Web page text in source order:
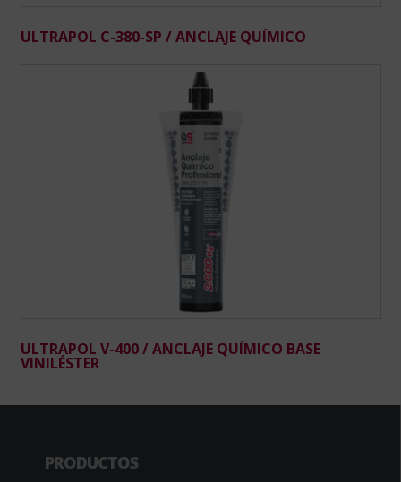
ULTRAPOL C-380-SP / ANCLAJE QUÍMICO
ULTRAPOL V-400 / ANCLAJE QUÍMICO BASE
VINILÉSTER
PRODUCTOS